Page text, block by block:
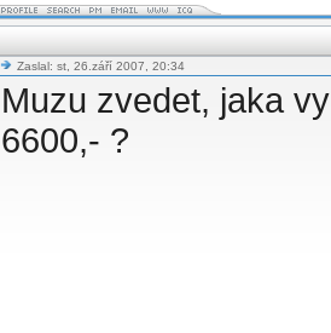
Zaslal: st, 26.září 2007, 20:34
Muzu zvedet, jaka
6600,- ?